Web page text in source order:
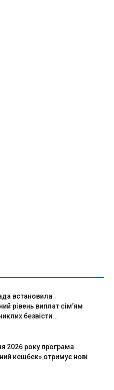
встановила
рівень виплат сім’ям
безвісти...
2026 року програма
кешбек» отримує нові